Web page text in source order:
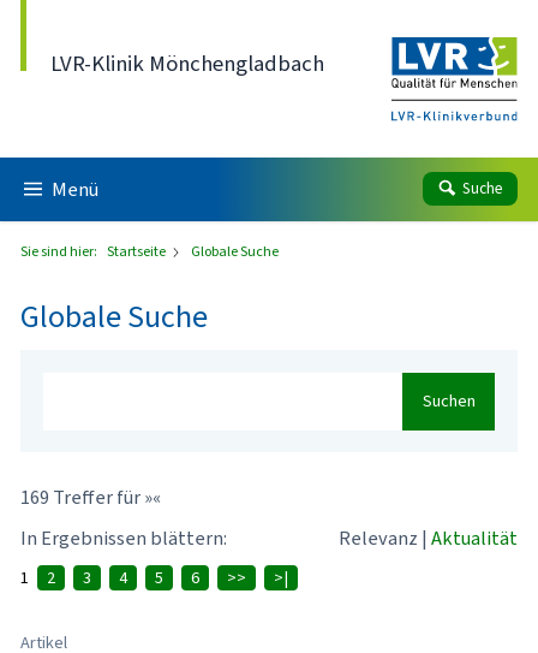
LVR-Klinik Mönchengladbach
Menü Suche
Sie sind hier: Startseite Globale Suche
Globale Suche
Suchen
169 Treffer für »«
In Ergebnissen blättern:
Relevanz | Aktualität
1 2 3 4 5 6 >> >|
Artikel